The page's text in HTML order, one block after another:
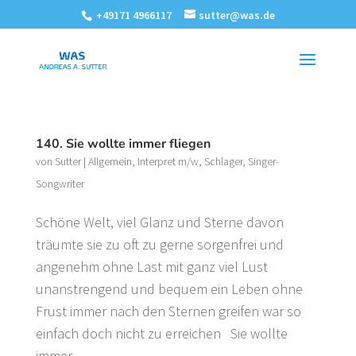
+49171 4966117 sutter@was.de
140. Sie wollte immer fliegen
von Sutter| Allgemein, Interpret m/w, Schlager, Singer-
Songwriter
Schöne Welt, viel Glanz und Sterne davon
träumte sie zu oft zu gerne sorgenfrei und
angenehm ohne Last mit ganz viel Lust
unanstrengend und bequem ein Leben ohne
Frust immer nach den Sternen greifen war so
einfach doch nicht zu erreichen Sie wollte